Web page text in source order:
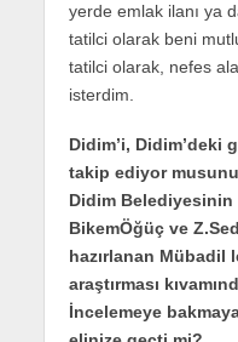
yerde emlak ilanı ya
tatilci olarak beni
tatilci olarak, nefes
isterdim.
Didim’i, Didim’deki
takip ediyor
Didim Belediyesinin
BikemÖğüç ve
hazırlanan Mübadil
araştırması
İncelemeye